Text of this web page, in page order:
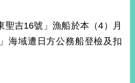
聖吉16號」漁船於本（4）月
海域遭日方公務船登檢及扣